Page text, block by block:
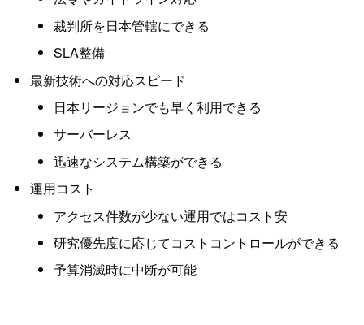
裁判所を日本管轄にできる
SLA整備
最新技術への対応スピード
日本リージョンでも早く利用できる
サーバーレス
迅速なシステム構築ができる
運用コスト
アクセス件数が少ない運用ではコスト安
研究優先度に応じてコストコントロールができる
予算消滅時に中断が可能